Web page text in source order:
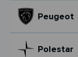
Peugeot
Polestar